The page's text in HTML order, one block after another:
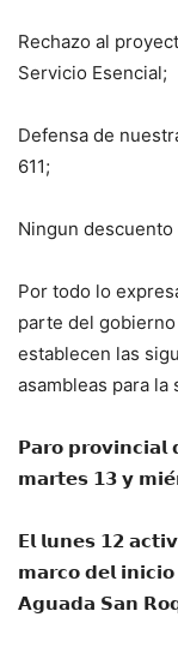
Rechazo al
Servicio Esencial;
Defensa de
611;
Ningun descuento
Por todo lo
parte del
establecen las
asambleas para la
𝗣𝗮𝗿𝗼
𝗺𝗮𝗿𝘁𝗲𝘀 𝟭𝟯 𝘆
𝗘𝗹 𝗹𝘂𝗻𝗲𝘀 𝟭𝟮
𝗺𝗮𝗿𝗰𝗼 𝗱𝗲𝗹
𝗔𝗴𝘂𝗮𝗱𝗮 𝗦𝗮𝗻